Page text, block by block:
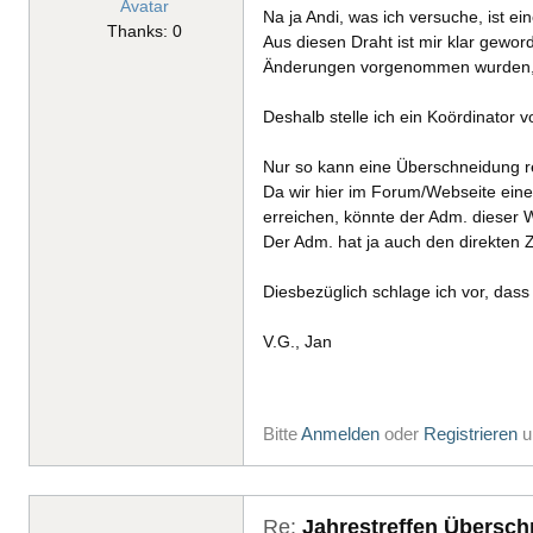
Thanks: 0
Na ja Andi, was ich versuche, ist
Aus diesen Draht ist mir klar
Änderungen vorgenommen
Deshalb stelle ich ein Koördinator
Nur so kann eine Überschneidung
Da wir hier im Forum/Webseite
erreichen, könnte der Adm. dieser
Der Adm. hat ja auch den direkten
Diesbezüglich schlage ich vor,
V.G., Jan
BitteAnmelden oder Registrieren
Re: Jahrestreffen